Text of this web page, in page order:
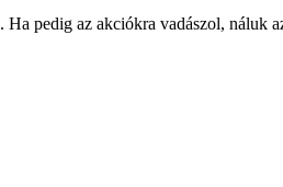
Ha pedig az akciókra vadászol, náluk